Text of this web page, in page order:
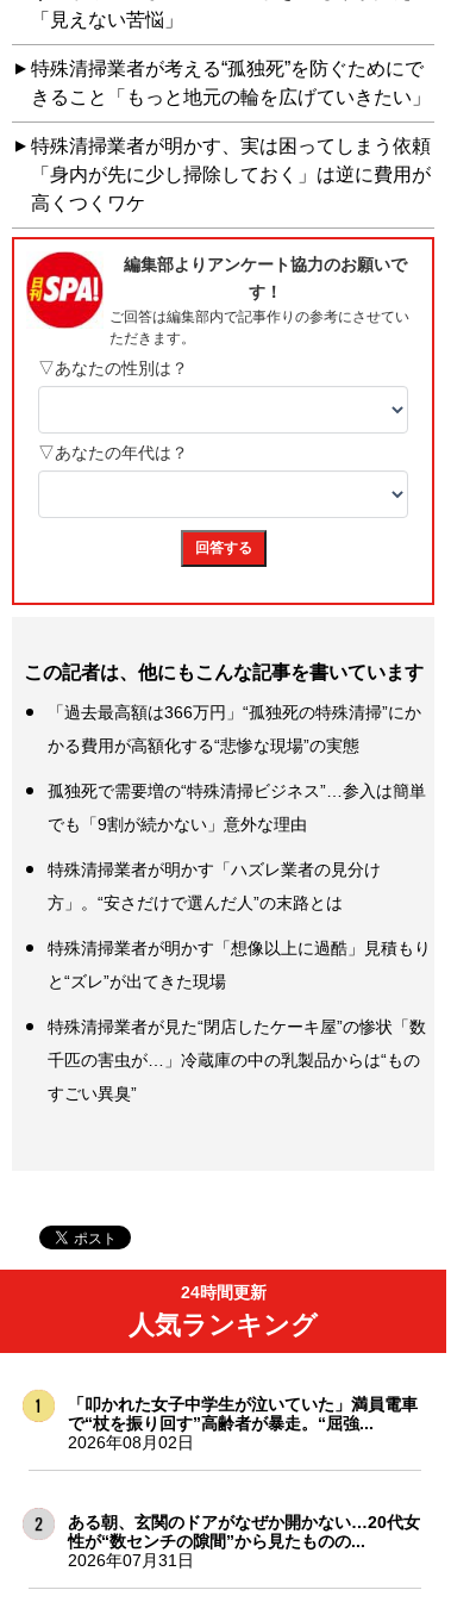
「見えない苦悩」
特殊清掃業者が考える“孤独死”を防ぐためにで
きること「もっと地元の輪を広げていきたい」
特殊清掃業者が明かす、実は困ってしまう依頼
「身内が先に少し掃除しておく」は逆に費用が
高くつくワケ
この記者は、他にもこんな記事を書いています
「過去最高額は366万円」“孤独死の特殊清掃”にか
かる費用が高額化する“悲惨な現場”の実態
孤独死で需要増の“特殊清掃ビジネス”…参入は簡単
でも「9割が続かない」意外な理由
特殊清掃業者が明かす「ハズレ業者の見分け
方」。“安さだけで選んだ人”の末路とは
特殊清掃業者が明かす「想像以上に過酷」見積もり
と“ズレ”が出てきた現場
特殊清掃業者が見た“閉店したケーキ屋”の惨状「数
千匹の害虫が…」冷蔵庫の中の乳製品からは“もの
すごい異臭”
24時間更新
人気ランキング
「叩かれた女子中学生が泣いていた」満員電車
で“杖を振り回す”高齢者が暴走。“屈強...
2026年08月02日
ある朝、玄関のドアがなぜか開かない…20代女
性が“数センチの隙間”から見たものの...
2026年07月31日